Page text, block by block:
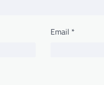
Email *